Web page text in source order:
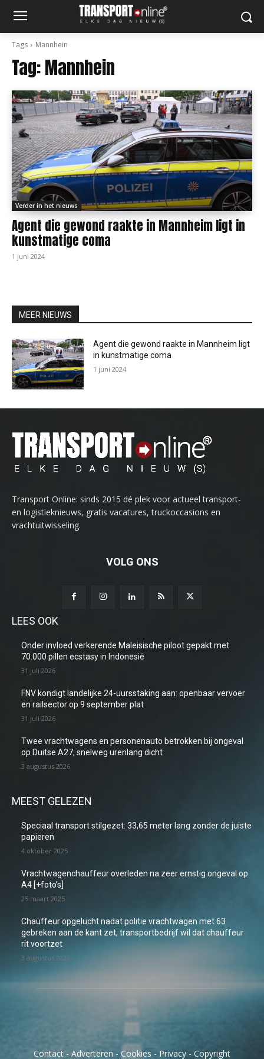
Tags Mannhein
Tag:Mannhein
Verder in het nieuws
Agent die gewond raakte in Mannheim ligt in
kunstmatige coma
1 juni 2024
MEER NIEUWS
Agent die gewond raakte in Mannheim ligt
in kunstmatige coma
1 juni 2024
Transport Online: sinds 2015 dé plek voor actueel transport-
en logistieknieuws, gratis vacatures, truckoccasions en
vrachtuitwisseling.
VOLG ONS
LEES OOK
Onder invloed verkerende Maleisische piloot gepakt met
70.000 pillen ecstasy in Indonesië
31 juli 2026
FNV kondigt landelijke 24-uursstaking aan: openbaar vervoer
en railsector op 9 september plat
31 juli 2026
Twee vrachtwagens en personenauto betrokken bij ongeval
op Duitse A27, snelweg urenlang dicht
3 augustus 2026
MEEST GELEZEN
Speciaal transport stilgezet: 33,65 meter lang zonder de juiste
papieren
4 oktober 2025
Vrachtwagenchauffeur overleden na zeer ernstig ongeval op
A4 [+foto’s]
25 maart 2025
Chauffeur opgelucht nadat politie vrachtwagen met 63
gebreken aan de kant zet, transportbedrijf wil dat chauffeur
rit voortzet
3 augustus 2026
Contact -Adverteren - Cookies - Privacy - Copyright